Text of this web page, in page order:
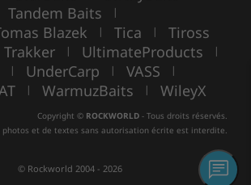
Tandem Baits |
Blazek | Tica | Tiross
Trakker | UltimateProducts |
| UnderCarp | VASS |
| WarmuzBaits | WileyX
Copyright © ROCKWORLD - Tous droits réservés.
photos et de textes sans autorisation écrite est interdite.
© Rockworld 2004 - 2026